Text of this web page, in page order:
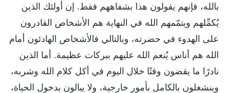
بالله، فإنهم يقولون هذا بشفاههم فقط. إن أولئك الذين
يُكمِّلهم ويتمّمهم الله في النهاية هم الأشخاص القادرون
على الهدوء في حضرته، وبالتالي فالأشخاص الهادئون أمام
الله هم أناس يُنعم الله عليهم ببركات عظيمة. أما الذين
نادرًا ما يقضون وقتًا خلال اليوم في أكل كلام الله وشربه،
وينشغلون بالكامل بأمور خارجية، ولا يبالون بدخول الحياة،